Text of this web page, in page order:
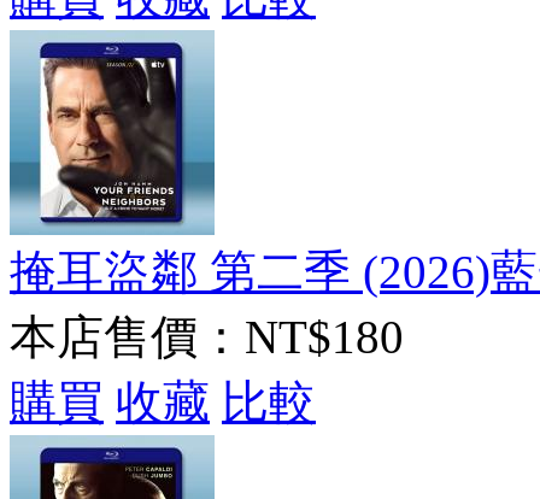
掩耳盜鄰 第二季 (2026)
本店售價： NT$180
購買 收藏 比較